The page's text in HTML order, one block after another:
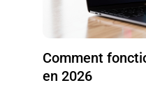
Comment
en 2026